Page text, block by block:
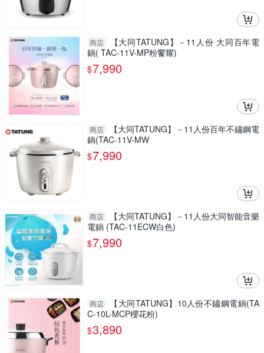
商店
【大同TATUNG】－11人份 大同百年電
鍋( TAC-11V-MP粉饗耀)
$7,990
商店
【大同TATUNG】－11人份百年不鏽鋼電
鍋(TAC-11V-MW
$7,990
商店
【大同TATUNG】－11人份大同智能音樂
電鍋 (TAC-11ECW白色)
$7,990
商店
【大同TATUNG】10人份不鏽鋼電鍋(TA
C-10L-MCP櫻花粉)
$3,890